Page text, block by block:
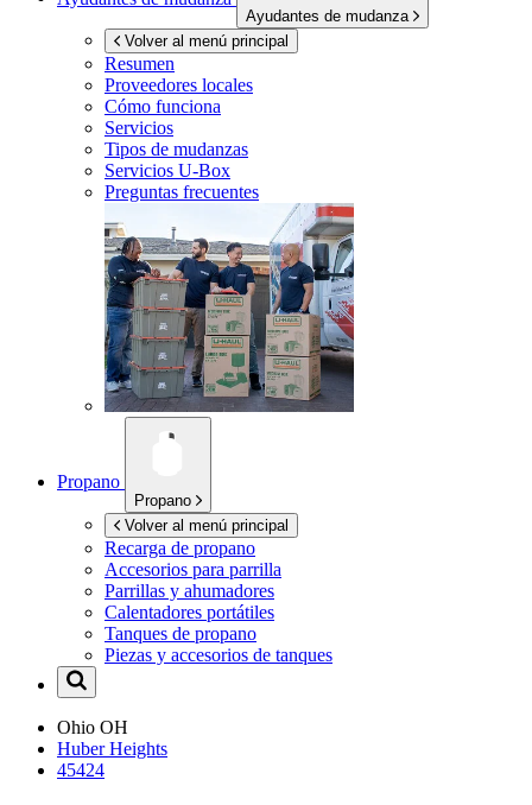
Ayudantes de mudanza
Volver al menú principal
Resumen
Proveedores locales
Cómo funciona
Servicios
Tipos de mudanzas
Servicios U-Box
Preguntas frecuentes
Propano
Propano
Volver al menú principal
Recarga de propano
Accesorios para parrilla
Parrillas y ahumadores
Calentadores portátiles
Tanques de propano
Piezas y accesorios de tanques
Ohio OH
Huber Heights
45424